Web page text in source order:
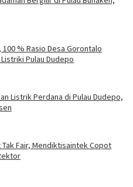
100 % Rasio Desa Gorontalo
Pulau Dudepo
Listrik Perdana di Pulau Dudepo,
Fair, Mendiktisaintek Copot